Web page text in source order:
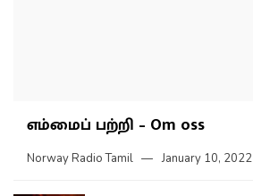
எம்மைப் பற்றி – Om oss
Norway Radio Tamil January 10, 2022